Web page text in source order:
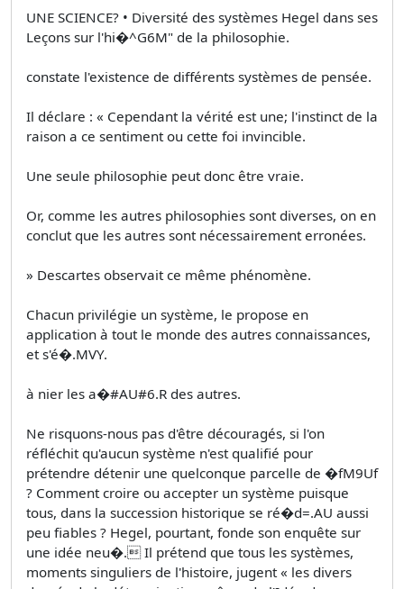
UNE SCIENCE? • Diversité des systèmes Hegel dans ses
Leçons sur l'hi�^G6M" de la philosophie.
constate l'existence de différents systèmes de pensée.
Il déclare : « Cependant la vérité est une; l'instinct de la
raison a ce sentiment ou cette foi invincible.
Une seule philosophie peut donc être vraie.
Or, comme les autres philosophies sont diverses, on en
conclut que les autres sont nécessairement erronées.
» Descartes observait ce même phénomène.
Chacun privilégie un système, le propose en
application à tout le monde des autres connaissances,
et s'é�.MVY.
à nier les a�#AU#6.R des autres.
Ne risquons-nous pas d'être découragés, si l'on
réfléchit qu'aucun système n'est qualifié pour
prétendre détenir une quelconque parcelle de �fM9Uf
? Comment croire ou accepter un système puisque
tous, dans la succession historique se ré�d=.AU aussi
peu fiables ? Hegel, pourtant, fonde son enquête sur
une idée neu�. Il prétend que tous les systèmes,
moments singuliers de l'histoire, jugent « les divers